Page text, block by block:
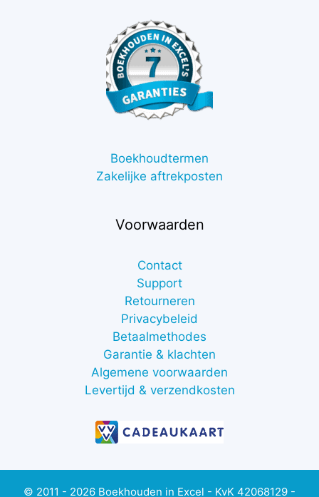
Boekhoudtermen
Zakelijke aftrekposten
Voorwaarden
Contact
Support
Retourneren
Privacybeleid
Betaalmethodes
Garantie & klachten
Algemene voorwaarden
Levertijd & verzendkosten
© 2011 - 2026 Boekhouden in Excel - KvK 42068129 -